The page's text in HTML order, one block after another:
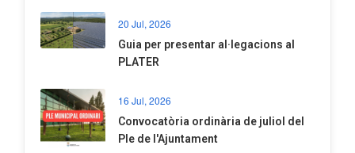
20 Jul, 2026
​Guia per presentar al·legacions al
PLATER
16 Jul, 2026
Convocatòria ordinària de juliol del
Ple de l'Ajuntament